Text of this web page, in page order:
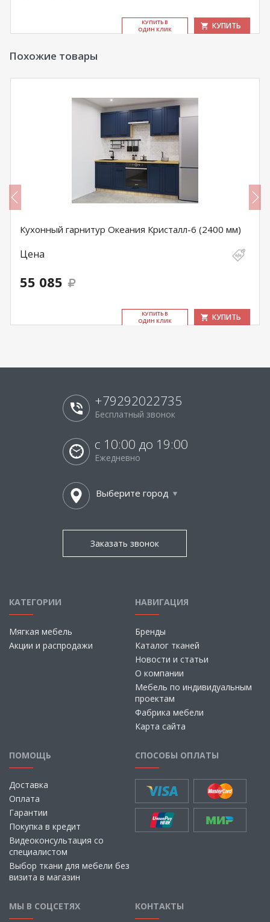
КУ­ПИТЬ В
ОДИН КЛИК
КУПИТЬ
Похожие товары
Кухонный гарнитур Океания Кристалл-6 (2400 мм)
Цена
55 085
КУ­ПИТЬ В
ОДИН КЛИК
КУПИТЬ
+79292022735
Бесплатный звонок
с 10:00 до 19:00
Ежедневно
Выберите город
Заказать звонок
КАТЕГОРИИ
Мягкая мебель
Акции и распродажи
НАВИГАЦИЯ
Бренды
Каталог тканей
Новости и статьи
О компании
Мебель по индивидуальным
проектам
Фабрика мебели
Карта сайта
ПОМОЩЬ
Доставка
Оплата
Гарантии
Покупка в кредит
Видеоконсультация со
специалистом
Выбор ткани для мебели без
визита в магазин
СПОСОБЫ ОПЛАТЫ
МЫ В СОЦСЕТЯХ КОНТАКТЫ